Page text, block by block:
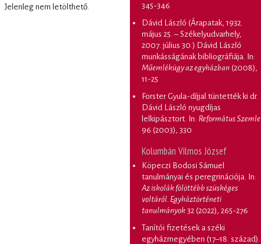
Jelenleg nem letölthető.
345-346
Dávid László (Árapatak, 1932.
május 25. – Székelyudvarhely,
2007. július 30.) Dávid László
munkásságának bibliográfiája. In:
Műemlékügy az egyházban (2008),
11-25
Forster Gyula-díjjal tüntették ki dr.
Dávid László nyugdíjas
lelkipásztort. In: Református Szemle
96 (2003), 330
Kolumbán Vilmos József
Köpeczi Bodosi Sámuel
tanulmányai és peregrinációja . In:
Az iskolák fölöttébb szüskéges
voltáról. Egyháztörténeti
tanulmányok 32 (2022), 265-276
Tanítói fizetések a széki
egyházmegyében (17–18. század)